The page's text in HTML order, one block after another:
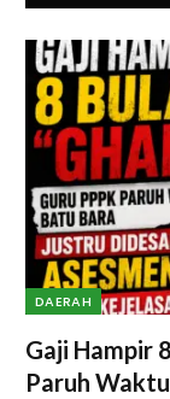
DAERAH
Gaji Hampir
Paruh